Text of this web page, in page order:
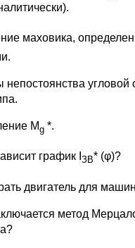
маховика,
непостоянства угловой
Mg *.
график I ЗВ* (φ)?
двигатель для
метод